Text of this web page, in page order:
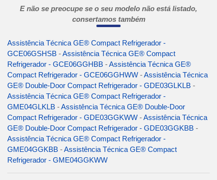
E não se preocupe se o seu modelo não está listado,
consertamos também
Assistência Técnica GE® Compact Refrigerador -
GCE06GSHSB -Assistência Técnica GE® Compact
Refrigerador - GCE06GGHBB -Assistência Técnica GE®
Compact Refrigerador - GCE06GGHWW -Assistência Técnica
GE® Double-Door Compact Refrigerador - GDE03GLKLB -
Assistência Técnica GE® Compact Refrigerador -
GME04GLKLB -Assistência Técnica GE® Double-Door
Compact Refrigerador - GDE03GGKWW -Assistência Técnica
GE® Double-Door Compact Refrigerador - GDE03GGKBB -
Assistência Técnica GE® Compact Refrigerador -
GME04GGKBB -Assistência Técnica GE® Compact
Refrigerador - GME04GGKWW